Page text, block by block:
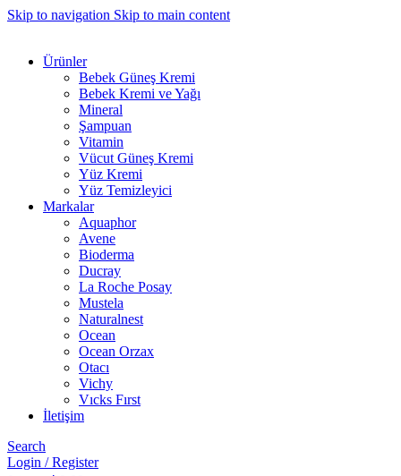
Skip to navigation Skip to main content
Ürünler
Bebek Güneş Kremi
Bebek Kremi ve Yağı
Mineral
Şampuan
Vitamin
Vücut Güneş Kremi
Yüz Kremi
Yüz Temizleyici
Markalar
Aquaphor
Avene
Bioderma
Ducray
La Roche Posay
Mustela
Naturalnest
Ocean
Ocean Orzax
Otacı
Vichy
Vıcks Fırst
İletişim
Search
Login / Register